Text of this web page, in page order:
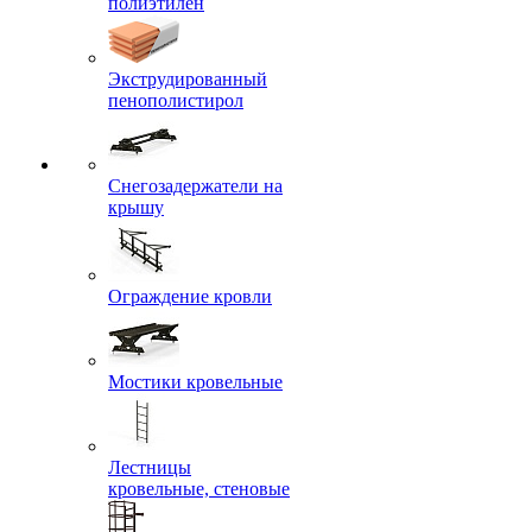
Экструдированный
пенополистирол
Снегозадержатели на
крышу
Ограждение кровли
Мостики кровельные
Лестницы
кровельные, стеновые